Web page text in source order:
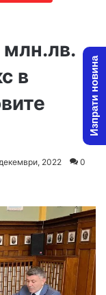
в
2022 0
Изпрати новина